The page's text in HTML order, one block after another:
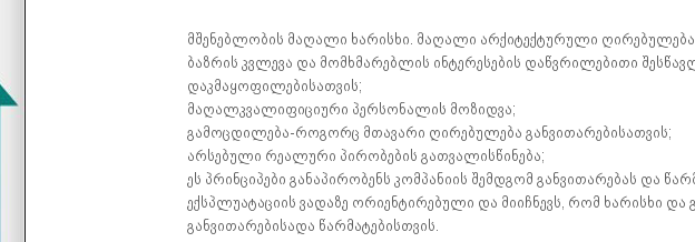
მშენებლობის მაღალი ხარისხი. მაღალი არქიტექტურული
ბაზრის კვლევა და მომხმარებლის ინტერესების დაწვრილებითი
დაკმაყოფილებისათვის;
მაღალკვალიფიციური პერსონალის მოზიდვა;
გამოცდილება-როგორც მთავარი ღირებულება განვითარებისათვის;
არსებული რეალური პირობების გათვალისწინება;
ეს პრინციპები განაპირობენს კომპანიის შემდგომ განვითარებას და
ექსპლუატაციის ვადაზე ორიენტირებული და მიიჩნევს, რომ ხარისხი
განვითარებისადა წარმატებისთვის.